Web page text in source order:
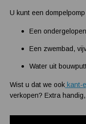
U kunt een
Een ondergelopen
Een zwembad,
Water uit
Wist u dat we ook kant-
verkopen? Extra